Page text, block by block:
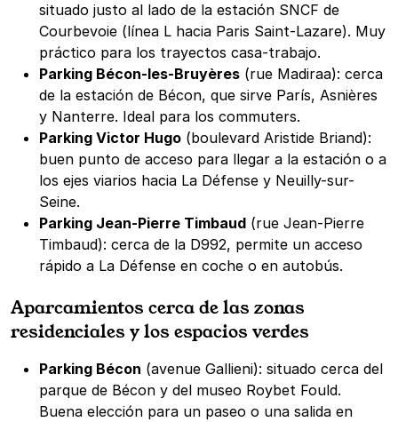
situado justo al lado de la estación SNCF de
Courbevoie (línea L hacia Paris Saint-Lazare). Muy
práctico para los trayectos casa-trabajo.
Parking Bécon-les-Bruyères (rue Madiraa): cerca
de la estación de Bécon, que sirve París, Asnières
y Nanterre. Ideal para los commuters.
Parking Victor Hugo (boulevard Aristide Briand):
buen punto de acceso para llegar a la estación o a
los ejes viarios hacia La Défense y Neuilly-sur-
Seine.
Parking Jean-Pierre Timbaud (rue Jean-Pierre
Timbaud): cerca de la D992, permite un acceso
rápido a La Défense en coche o en autobús.
Aparcamientos cerca de las zonas
residenciales y los espacios verdes
Parking Bécon (avenue Gallieni): situado cerca del
parque de Bécon y del museo Roybet Fould.
Buena elección para un paseo o una salida en